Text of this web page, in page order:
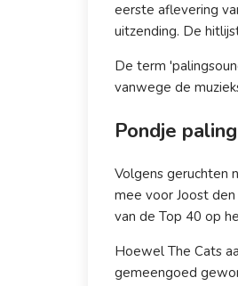
eerste aflevering
uitzending. De
De term
vanwege de
Pondje paling
Volgens geruchten
mee voor Joost
van de Top 40 op
Hoewel The Cats
gemeengoed